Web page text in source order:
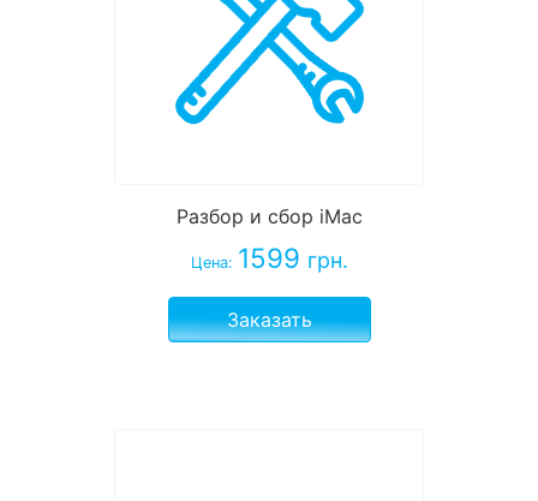
Разбор и сбор iMac
Цена: 1599 грн.
Заказать